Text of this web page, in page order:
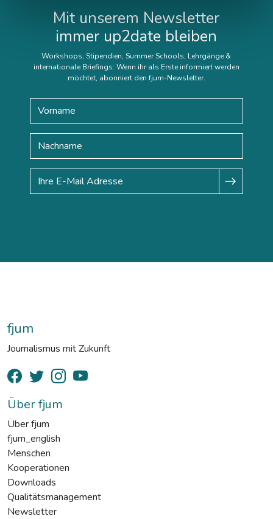
Mit unserem Newsletter
immer up2date bleiben
Workshops, Stipendien, Summer Schools, Lehrgänge &
internationale Briefings: Wenn ihr als Erste informiert werden
möchtet, abonniert den fjum-Newsletter.
fjum
Journalismus mit Zukunft
Über fjum
Über fjum
fjum_english
Menschen
Kooperationen
Downloads
Qualitätsmanagement
Newsletter